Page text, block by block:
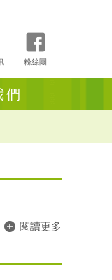
粉絲團
們
閱讀更多